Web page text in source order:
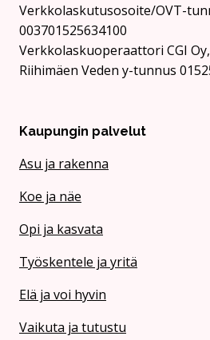
Verkkolaskutusosoite/OVT-
003701525634100
Verkkolaskuoperaattori CGI
Riihimäen Veden y-tunnus
Kaupungin palvelut
Asu ja rakenna
Koe ja näe
Opi ja kasvata
Työskentele ja yritä
Elä ja voi hyvin
Vaikuta ja tutustu